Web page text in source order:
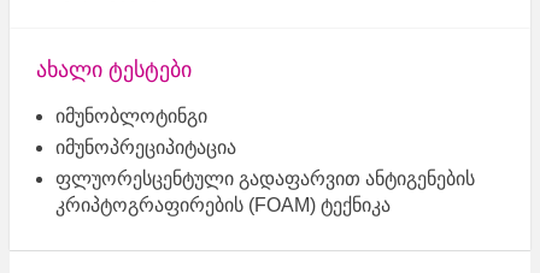
ახალი ტესტები
იმუნობლოტინგი
იმუნოპრეციპიტაცია
ფლუორესცენტული გადაფარვით ანტიგენების
კრიპტოგრაფირების (FOAM) ტექნიკა